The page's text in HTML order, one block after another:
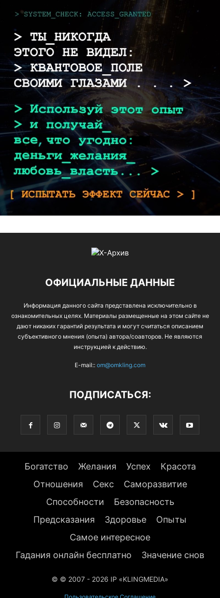
ОФИЦИАЛЬНЫЕ ДАННЫЕ
Информация данного сайта представлена исключительно в
ознакомительных целях. Материалы размещенные на этом сайте не
дают никаких гарантий результата и могут считаться описанием
субъективного мнения (опыта) автора/соавторов. Не являются
инструкцией к действию.
E-mail:: om@omkling.com
ПОДПИСАТЬСЯ:
Богатство Желания Успех
Красота
Отношения
Секс
Саморазвитие
Способности
Безопасность
Предсказания
Здоровье
Опыты
Самое интересное
Гадания онлайн бесплатно
Значение снов
© © 2007 - 2026 IP «KLINGMEDIA»